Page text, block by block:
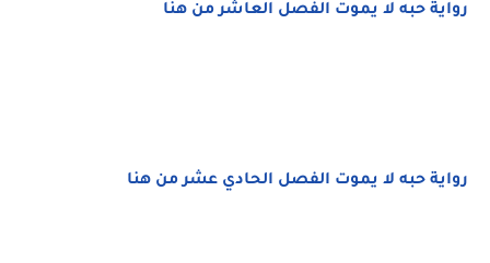
رواية حبه لا يموت الفصل العاشر من هنا
رواية حبه لا يموت الفصل الحادي عشر من هنا